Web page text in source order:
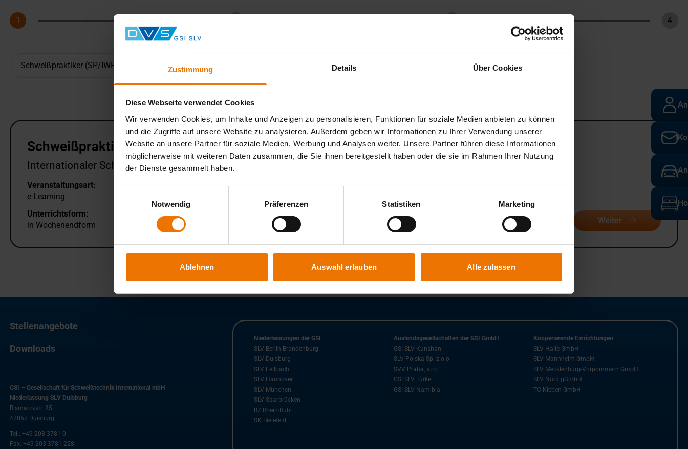
Zustimmung Details Über Cookies
Diese Webseite verwendet Cookies
Wir verwenden Cookies, um Inhalte und Anzeigen zu personalisieren, Funktionen für soziale Medien anbieten zu können
und die Zugriffe auf unsere Website zu analysieren. Außerdem geben wir Informationen zu Ihrer Verwendung unserer
Website an unsere Partner für soziale Medien, Werbung und Analysen weiter. Unsere Partner führen diese Informationen
möglicherweise mit weiteren Daten zusammen, die Sie ihnen bereitgestellt haben oder die sie im Rahmen Ihrer Nutzung
der Dienste gesammelt haben.
Notwendig
Präferenzen Statistiken Marketing
Ablehnen Auswahl erlauben Alle zulassen
Schritt
1 4
Schweißpraktiker (SP) e-Learning Wochenendlehrgang
Internationaler Schweißpraktiker nach Richtlinie DVS-IIW 1170
Veranstaltungsart:
e-Learning
Unterrichtsform:
in Wochenendform
Veranstaltungsort:
Weiter
Stellenangebote
Downloads
GSI – Gesellschaft für Schweißtechnik International mbH
Niederlassung SLV Duisburg
Bismarckstr. 85
47057 Duisburg
Tel.: +49 203 3781-0
Fax: +49 203 3781-228
Niederlassungen der GSI
SLV Berlin-Brandenburg
SLV Duisburg
SLV Fellbach
SLV Hannover
SLV München
SLV Saarbrücken
BZ Rhein-Ruhr
SK Bielefeld
Auslandsgesellschaften der GSI GmbH
GSI SLV Kunshan
SLV Polska Sp. z.o.o
SVV Praha, s.r.o.
GSI SLV Türkei
GSI SLV Namibia
Kooperierende Einrichtungen
SLV Halle GmbH
SLV Mannheim GmbH
SLV Mecklenburg-Vorpommern GmbH
SLV Nord gGmbH
TC Kleben GmbH